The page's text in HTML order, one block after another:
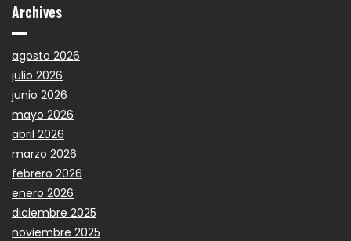
Archives
agosto 2026
julio 2026
junio 2026
mayo 2026
abril 2026
marzo 2026
febrero 2026
enero 2026
diciembre 2025
noviembre 2025